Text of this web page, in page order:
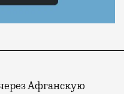
Афганскую